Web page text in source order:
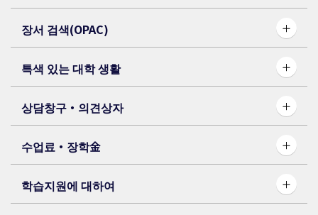
장서 검색(OPAC)
특색 있는 대학 생활
상담창구・의견상자
수업료・장학⾦
학습지원에 대하여